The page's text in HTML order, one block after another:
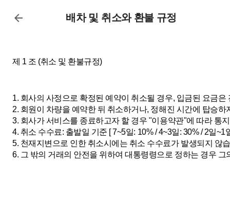
배차 및 취소와 환불 규정
제 1 조 (취소 및 환불규정)
1. 회사의 사정으로 확정된 예약이 취소될 경우, 입금된 요금은
2. 회원이 차량을 예약한 뒤 취소하거나, 정해진 시간에 탑승
3. 회사가 서비스를 종료하고자 할 경우 "이용약관"에 따라 통
4. 취소 수수료: 출발일 기준 [ 7~5일: 10% / 4~3일: 30% / 2일~1
5. 천재지변으로 인한 취소시에는 취소 수수료가 발생되지 않
6. 그 밖의 거래의 안전을 위하여 대통령령으로 정하는 경우 그